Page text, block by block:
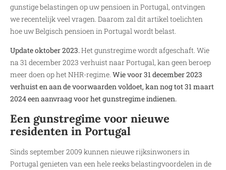
gunstige belastingen op uw pensioen in Portugal, ontvingen
we recentelijk veel vragen. Daarom zal dit artikel toelichten
hoe uw Belgisch pensioen in Portugal wordt belast.
Update oktober 2023.Het gunstregime wordt afgeschaft. Wie
na 31 december 2023 verhuist naar Portugal, kan geen beroep
meer doen op het NHR-regime. Wie voor 31 december 2023
verhuist en aan de voorwaarden voldoet, kan nog tot 31 maart
2024 een aanvraag voor het gunstregime indienen.
Een gunstregime voor nieuwe
residenten in Portugal
Sinds september 2009 kunnen nieuwe rijksinwoners in
Portugal genieten van een hele reeks belastingvoordelen in de